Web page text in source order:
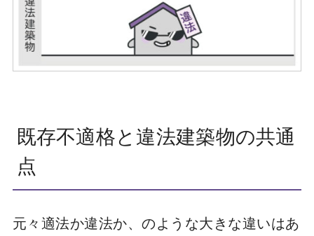
既存不適格と違法建築物の共通
点
元々適法か違法か、のような大きな違いはあ